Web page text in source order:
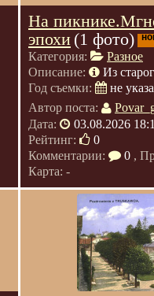
На
эпохи (1 фото)
Категория:
Разное
Описание:
Из
Год съемки:
не
Автор поста:
Дата:
03.08.2026
Рейтинг:
0
Комментарии:
0 ,
Карта: -